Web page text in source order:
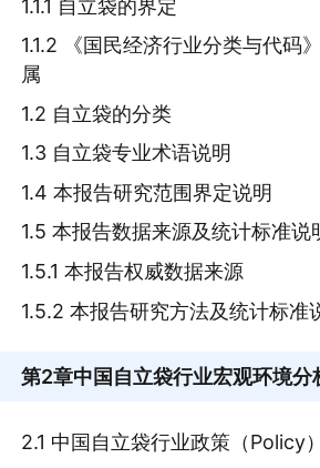
1.1.1 自立袋的界定
1.1.2 《国民经济行业分类与代码
属
1.2 自立袋的分类
1.3 自立袋专业术语说明
1.4 本报告研究范围界定说明
1.5 本报告数据来源及统计标准说
1.5.1 本报告权威数据来源
1.5.2 本报告研究方法及统计标准
第2章中国自立袋行业宏观环境分
2.1 中国自立袋行业政策（Policy